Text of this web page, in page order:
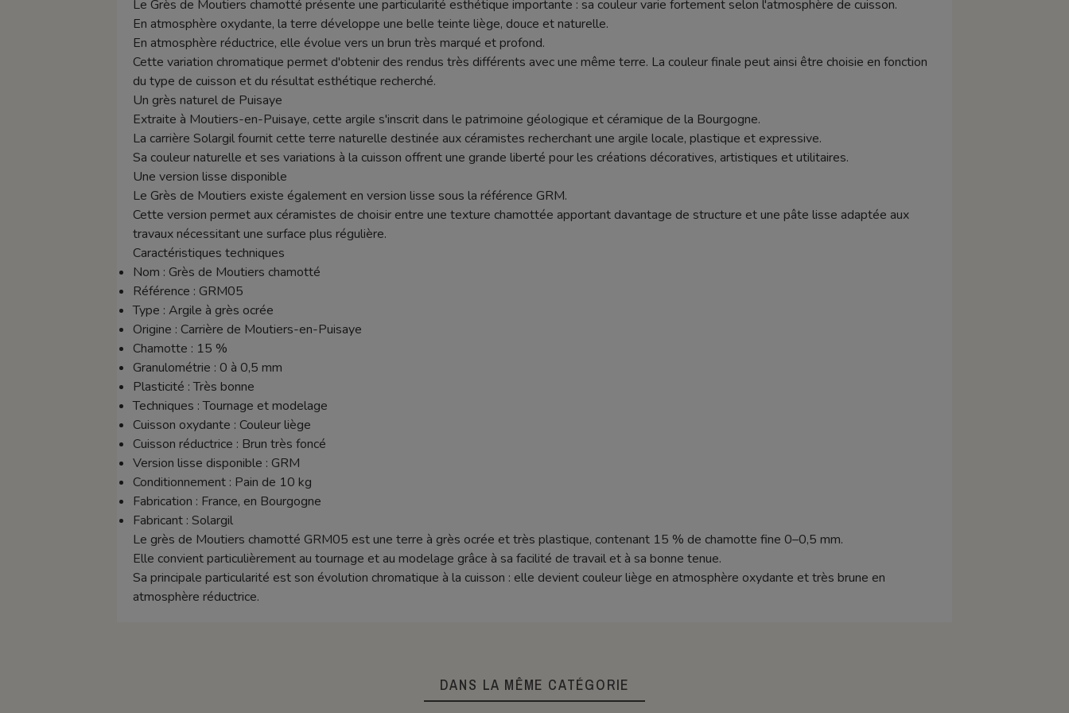
Le Grès de Moutiers chamotté présente une particularité esthétique importante : sa couleur varie fortement selon l'atmosphère de cuisson.
En atmosphère oxydante, la terre développe une belle teinte liège, douce et naturelle.
En atmosphère réductrice, elle évolue vers un brun très marqué et profond.
Cette variation chromatique permet d'obtenir des rendus très différents avec une même terre. La couleur finale peut ainsi être choisie en fonction
du type de cuisson et du résultat esthétique recherché.
Un grès naturel de Puisaye
Extraite à Moutiers-en-Puisaye, cette argile s'inscrit dans le patrimoine géologique et céramique de la Bourgogne.
La carrière Solargil fournit cette terre naturelle destinée aux céramistes recherchant une argile locale, plastique et expressive.
Sa couleur naturelle et ses variations à la cuisson offrent une grande liberté pour les créations décoratives, artistiques et utilitaires.
Une version lisse disponible
Le Grès de Moutiers existe également en version lisse sous la référence GRM.
Cette version permet aux céramistes de choisir entre une texture chamottée apportant davantage de structure et une pâte lisse adaptée aux
travaux nécessitant une surface plus régulière.
Caractéristiques techniques
Nom : Grès de Moutiers chamotté
Référence : GRM05
Type : Argile à grès ocrée
Origine : Carrière de Moutiers-en-Puisaye
Chamotte : 15 %
Granulométrie : 0 à 0,5 mm
Plasticité : Très bonne
Techniques : Tournage et modelage
Cuisson oxydante : Couleur liège
Cuisson réductrice : Brun très foncé
Version lisse disponible : GRM
Conditionnement : Pain de 10 kg
Fabrication : France, en Bourgogne
Fabricant : Solargil
Le grès de Moutiers chamotté GRM05 est une terre à grès ocrée et très plastique, contenant 15 % de chamotte fine 0–0,5 mm.
Elle convient particulièrement au tournage et au modelage grâce à sa facilité de travail et à sa bonne tenue.
Sa principale particularité est son évolution chromatique à la cuisson : elle devient couleur liège en atmosphère oxydante et très brune en
atmosphère réductrice.
DANS LA MÊME CATÉGORIE